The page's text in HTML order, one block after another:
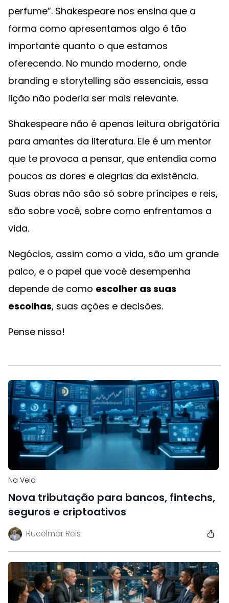
perfume”. Shakespeare nos ensina que a
forma como apresentamos algo é tão
importante quanto o que estamos
oferecendo. No mundo moderno, onde
branding e storytelling são essenciais, essa
lição não poderia ser mais relevante.
Shakespeare não é apenas leitura obrigatória
para amantes da literatura. Ele é um mentor
que te provoca a pensar, que entendia como
poucos as dores e alegrias da existência.
Suas obras não são só sobre príncipes e reis,
são sobre você, sobre como enfrentamos a
vida.
Negócios, assim como a vida, são um grande
palco, e o papel que você desempenha
depende de como escolher as suas
escolhas, suas ações e decisões.
Pense nisso!
Na Veia
Nova tributação para bancos, fintechs,
seguros e criptoativos
Rucelmar Reis